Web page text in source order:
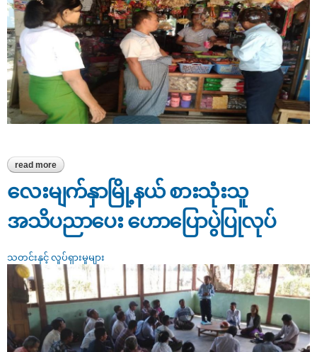
read more about လေးမျက်နှာမြို့နယ်ရှိ သီရိမင်္ဂလာဈေးအတွင်း ဈေးကွက်စောင့်
ကြည့်စစ်ဆေးခြင်း
လေးမျက်နှာမြို့နယ် စားသုံးသူ
အသိပညာပေး ဟောပြောပွဲပြုလုပ်
သတင်းနှင့် လှုပ်ရှားမှုများ